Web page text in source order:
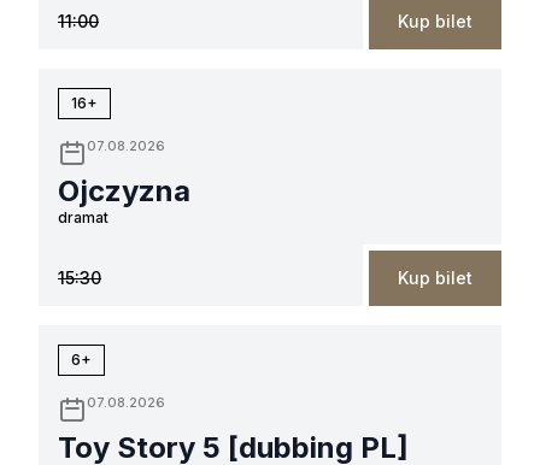
11:00 Kup bilet
16+
07.08.2026
Ojczyzna
dramat
15:30 Kup bilet
6+
07.08.2026
Toy Story 5 [dubbing PL]